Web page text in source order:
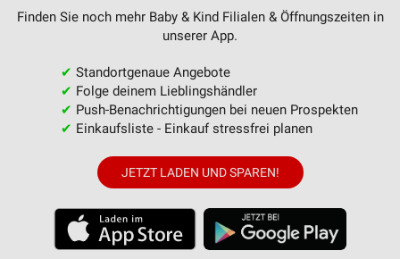
Finden Sie noch mehr Baby & Kind Filialen & Öffnungszeiten in
unserer App.
✔ Standortgenaue Angebote
✔ Folge deinem Lieblingshändler
✔ Push-Benachrichtigungen bei neuen Prospekten
✔ Einkaufsliste - Einkauf stressfrei planen
JETZT LADEN UND SPAREN!